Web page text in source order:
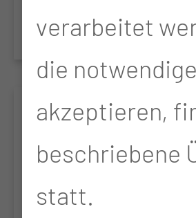
HYPODIM
Evaluation der
Hypopharynx-
verarbeitet
die
akzeptieren,
beschriebene
statt.